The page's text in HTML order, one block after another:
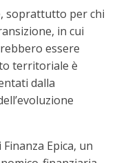
soprattutto per chi
in cui
essere
territoriale è
dalla
Epica, un